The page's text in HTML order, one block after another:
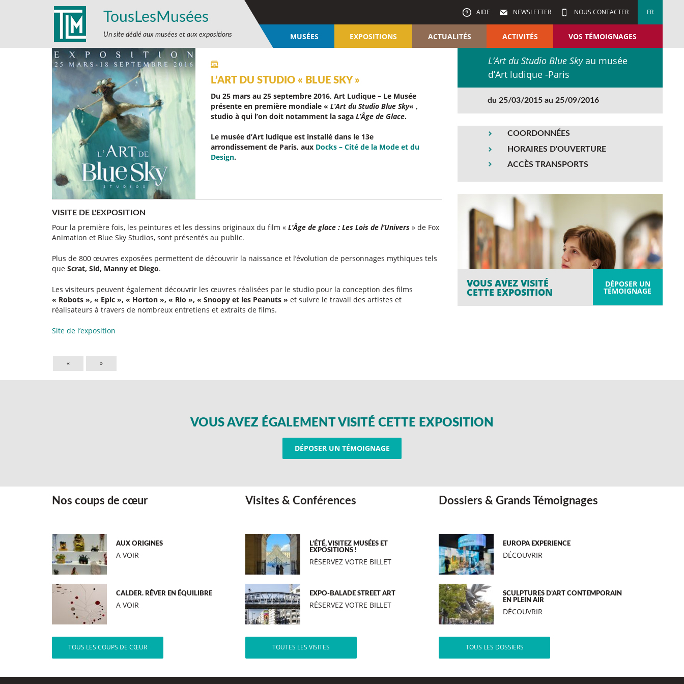
TousLesMusées
Un site dédié aux musées et aux expositions
AIDE NEWSLETTER NOUS CONTACTER FR
MUSÉES EXPOSITIONS ACTUALITÉS ACTIVITÉS VOS TÉMOIGNAGES
L’ART DU STUDIO « BLUE SKY »
Du 25 mars au 25 septembre 2016, Art Ludique – Le Musée
présente en première mondiale « L’Art du Studio Blue Sky« ,
studio à qui l’on doit notamment la saga L’Âge de Glace.
Le musée d’Art ludique est installé dans le 13e
arrondissement de Paris, aux Docks – Cité de la Mode et du
Design.
VISITE DE L'EXPOSITION
Pour la première fois, les peintures et les dessins originaux du film « L’Âge de glace : Les Lois de l’Univers » de Fox
Animation et Blue Sky Studios, sont présentés au public.
Plus de 800 œuvres exposées permettent de découvrir la naissance et l’évolution de personnages mythiques tels
que Scrat, Sid, Manny et Diego.
Les visiteurs peuvent également découvrir les œuvres réalisées par le studio pour la conception des films
« Robots », « Epic », « Horton », « Rio », « Snoopy et les Peanuts » et suivre le travail des artistes et
réalisateurs à travers de nombreux entretiens et extraits de films.
Site de l’exposition
« »
L’Art du Studio Blue Skyau musée
d’Art ludique -Paris
du 25/03/2015 au 25/09/2016
COORDONNÉES
HORAIRES D'OUVERTURE
ACCÈS TRANSPORTS
DÉPOSER UN
TÉMOIGNAGE
VOUS AVEZ VISITÉ
CETTE EXPOSITION
VOUS AVEZ ÉGALEMENT VISITÉ CETTE EXPOSITION
DÉPOSER UN TÉMOIGNAGE
Nos coups de cœur
AUX ORIGINES
A VOIR
CALDER. RÊVER EN ÉQUILIBRE
A VOIR
TOUS LES COUPS DE CŒUR
Visites & Conférences
L’ÉTÉ, VISITEZ MUSÉES ET
EXPOSITIONS !
RÉSERVEZ VOTRE BILLET
EXPO-BALADE STREET ART
RÉSERVEZ VOTRE BILLET
TOUTES LES VISITES
Dossiers & Grands Témoignages
EUROPA EXPERIENCE
DÉCOUVRIR
SCULPTURES D’ART CONTEMPORAIN
EN PLEIN AIR
DÉCOUVRIR
TOUS LES DOSSIERS